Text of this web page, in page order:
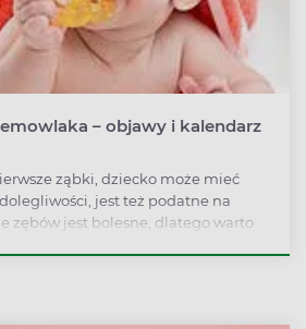
– objawy i kalendarz
ząbki, dziecko może mieć
jest też podatne na
zębów jest bolesne, dlatego warto